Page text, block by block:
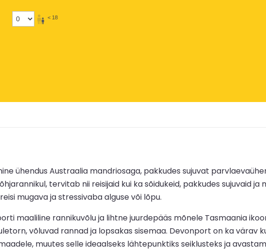
< 18
ühendus Austraalia mandriosaga, pakkudes sujuvat
tervitab nii reisijaid kui ka sõidukeid, pakkudes sujuvaid
mugava ja stressivaba alguse või lõpu.
maaliline rannikuvõlu ja lihtne juurdepääs mõnele Tasmaania
võluvad rannad ja lopsakas sisemaa. Devonport on ka värav
muutes selle ideaalseks lähtepunktiks seiklusteks ja